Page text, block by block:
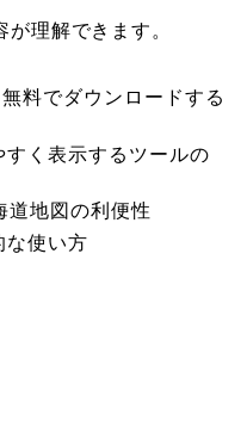
理解できます。
料でダウンロードする
く表示するツールの
道地図の利便性
な使い方